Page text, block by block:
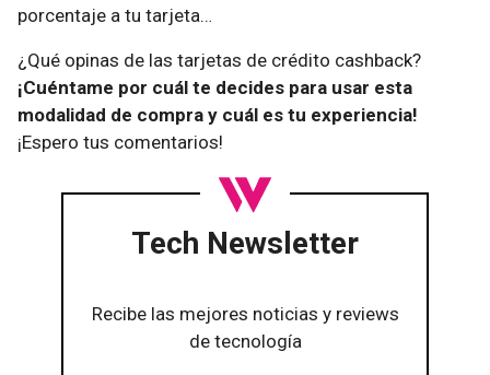
porcentaje a tu tarjeta…
¿Qué opinas de las tarjetas de crédito cashback?
¡Cuéntame por cuál te decides para usar esta
modalidad de compra y cuál es tu experiencia!
¡Espero tus comentarios!
Tech Newsletter
Recibe las mejores noticias y reviews
de tecnología